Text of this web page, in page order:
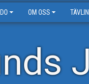
OM OSS